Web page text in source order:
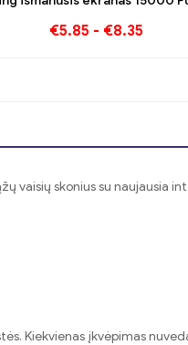
vaisių malonumu
€5.85 - €8.35
vaisių skonius su naujausia
Kiekvienas įkvėpimas